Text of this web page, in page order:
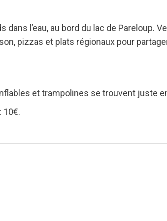
l’eau, au bord du lac de Pareloup.
pizzas et plats régionaux pour
et trampolines se trouvent juste
10€.